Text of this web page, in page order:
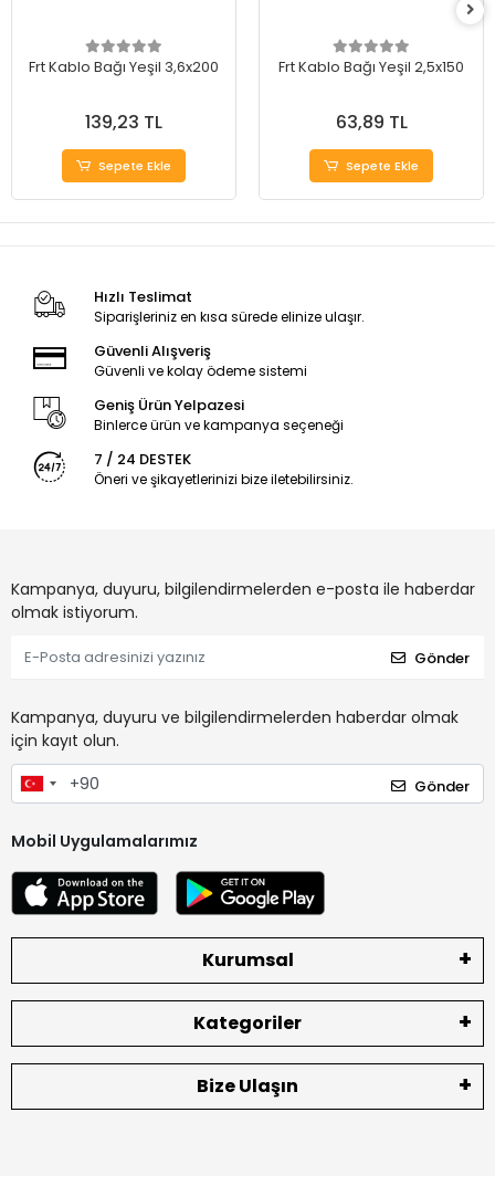
Frt Kablo Bağı Yeşil 3,6x200
139,23 TL
Sepete Ekle
Frt Kablo Bağı Yeşil 2,5x150
63,89 TL
Sepete Ekle
Hızlı Teslimat
Siparişleriniz en kısa sürede elinize ulaşır.
Güvenli Alışveriş
Güvenli ve kolay ödeme sistemi
Geniş Ürün Yelpazesi
Binlerce ürün ve kampanya seçeneği
7 / 24 DESTEK
Öneri ve şikayetlerinizi bize iletebilirsiniz.
Kampanya, duyuru, bilgilendirmelerden e-posta ile haberdar
olmak istiyorum.
Gönder
Kampanya, duyuru ve bilgilendirmelerden haberdar olmak
için kayıt olun.
Gönder
Mobil Uygulamalarımız
Kurumsal
Kategoriler
Bize Ulaşın